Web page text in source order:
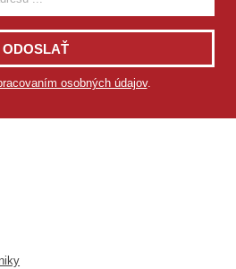
ODOSLAŤ
osobných údajov.